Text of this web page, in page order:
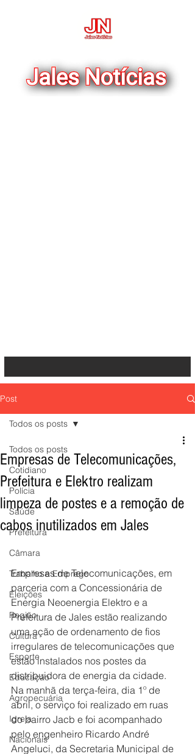
Post
Todos os posts
Cotidiano
Polícia
Saúde
Prefeitura
Câmara
Trabalho e Emprego
Eleições
Região
Cultura
Esporte
Educação
Agropecuária
Igreja
Nacionais
Todos os posts
Empresas de Telecomunicações,
Prefeitura e Elektro realizam
limpeza de postes e a remoção de
cabos inutilizados em Jales
Empresas de Telecomunicações, em
parceria com a Concessionária de
Energia Neoenergia Elektro e a
Prefeitura de Jales estão realizando
uma ação de ordenamento de fios
irregulares de telecomunicações que
estão instalados nos postes da
distribuidora de energia da cidade.
Na manhã da terça-feira, dia 1º de
abril, o serviço foi realizado em ruas
do bairro Jacb e foi acompanhado
pelo engenheiro Ricardo André
Angeluci, da Secretaria Municipal de